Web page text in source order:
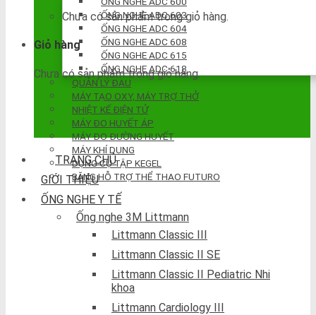
Chưa có sản phẩm trong giỏ hàng.
Giỏ hàng
Chưa có sản phẩm trong giỏ hàng.
ỐNG NGHE ADC 603
ỐNG NGHE ADC 604
ỐNG NGHE ADC 608
ỐNG NGHE ADC 615
ỐNG NGHE ADC 618
QUẢN LÝ ĐAU
MÁY TẠO OXY, MÁY TRỢ THỞ
NHIỆT KẾ ĐIỆN TỬ
MÁY ĐO HUYẾT ÁP
MÁY ĐO ĐƯỜNG HUYẾT
MÁY KHÍ DUNG
DỤNG CỤ TẬP KEGEL
BĂNG HỖ TRỢ THỂ THAO FUTURO
TRANG CHỦ
GIỚI THIỆU
ỐNG NGHE Y TẾ
Ống nghe 3M Littmann
Littmann Classic III
Littmann Classic II SE
Littmann Classic II Pediatric Nhi
khoa
Littmann Cardiology III